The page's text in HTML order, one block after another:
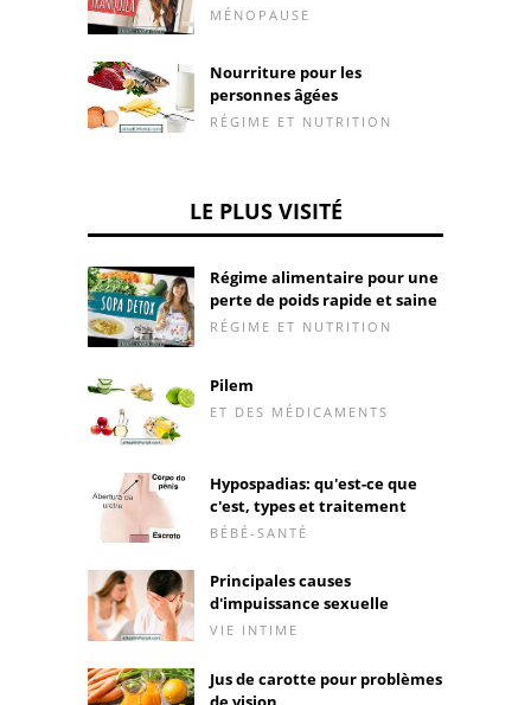
MÉNOPAUSE
Nourriture pour les
personnes âgées
RÉGIME ET NUTRITION
LE PLUS VISITÉ
Régime alimentaire pour une
perte de poids rapide et saine
RÉGIME ET NUTRITION
Pilem
ET DES MÉDICAMENTS
Hypospadias: qu'est-ce que
c'est, types et traitement
BÉBÉ-SANTÉ
Principales causes
d'impuissance sexuelle
VIE INTIME
Jus de carotte pour problèmes